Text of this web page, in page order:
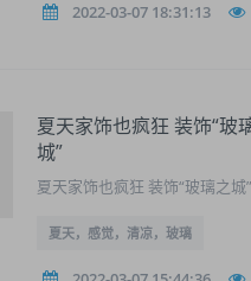
2022-03-07 18:31:13
夏天家饰也疯狂 装饰“玻
城”
夏天家饰也疯狂 装饰“玻璃之城”
夏天，感觉，清凉，玻璃